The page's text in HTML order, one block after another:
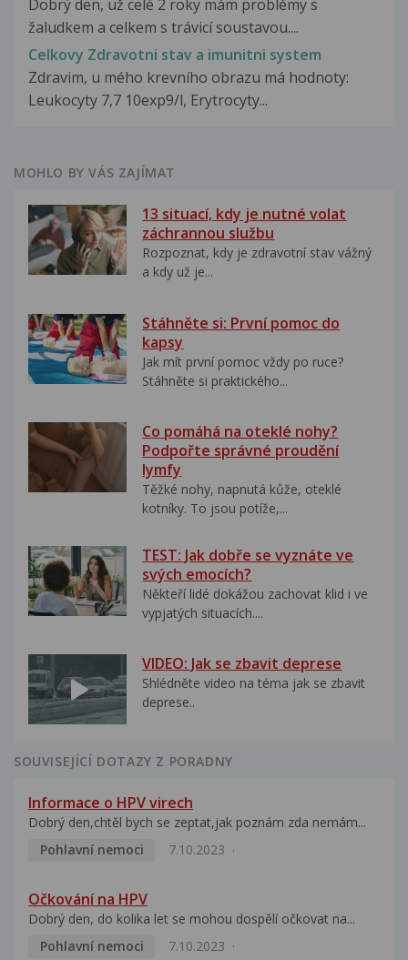
Dobrý den, už celé 2 roky mám problémy s
žaludkem a celkem s trávicí soustavou....
Celkovy Zdravotni stav a imunitni system
Zdravim, u mého krevního obrazu má hodnoty:
Leukocyty 7,7 10exp9/l, Erytrocyty...
MOHLO BY VÁS ZAJÍMAT
13 situací, kdy je nutné volat
záchrannou službu
Rozpoznat, kdy je zdravotní stav vážný
a kdy už je...
Stáhněte si: První pomoc do
kapsy
Jak mít první pomoc vždy po ruce?
Stáhněte si praktického...
Co pomáhá na oteklé nohy?
Podpořte správné proudění
lymfy
Těžké nohy, napnutá kůže, oteklé
kotníky. To jsou potíže,...
TEST: Jak dobře se vyznáte ve
svých emocích?
Někteří lidé dokážou zachovat klid i ve
vypjatých situacích....
VIDEO: Jak se zbavit deprese
Shlédněte video na téma jak se zbavit
deprese..
SOUVISEJÍCÍ DOTAZY Z PORADNY
Informace o HPV virech
Dobrý den,chtěl bych se zeptat,jak poznám zda nemám...
Pohlavní nemoci
7.10.2023
Očkování na HPV
Dobrý den, do kolika let se mohou dospělí očkovat na...
Pohlavní nemoci
7.10.2023